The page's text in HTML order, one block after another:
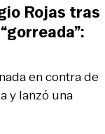
en contra de
y lanzó una
Rojas tras